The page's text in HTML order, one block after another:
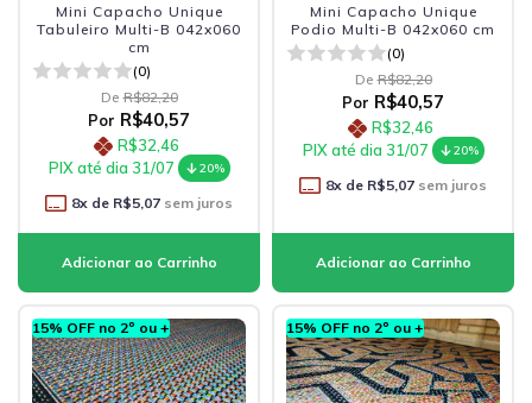
Mini Capacho Unique
Tabuleiro Multi-B 042x060
cm
(0)
De R$82,20
Por R$40,57
R$32,46
PIX até dia 31/07
20%
8x de R$5,07 sem juros
Mini Capacho Unique
Podio Multi-B 042x060 cm
(0)
De R$82,20
Por R$40,57
R$32,46
PIX até dia 31/07
20%
8x de R$5,07 sem juros
15% OFF no 2º ou + 15% OFF no 2º ou +